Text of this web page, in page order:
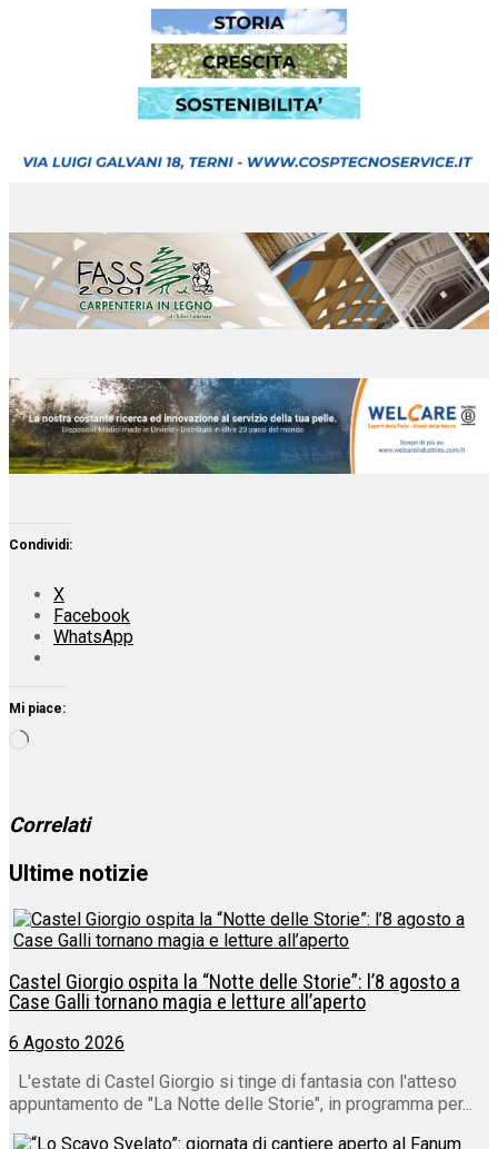
Condividi:
X
Facebook
WhatsApp
Mi piace:
Caricamento
Correlati
Ultime notizie
Castel Giorgio ospita la “Notte delle Storie”: l’8 agosto a
Case Galli tornano magia e letture all’aperto
6 Agosto 2026
L'estate di Castel Giorgio si tinge di fantasia con l'atteso
appuntamento de "La Notte delle Storie", in programma per...